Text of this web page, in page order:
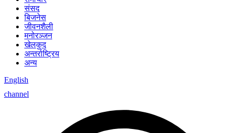
संसद
बिजनेस
जीवनशैली
मनोरञ्जन
खेलकुद
अन्तर्राष्ट्रिय
अन्य
English
channel